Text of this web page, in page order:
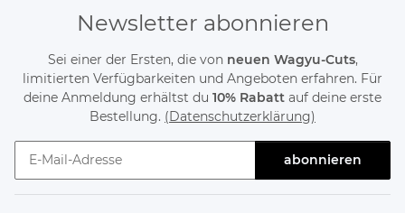
Newsletter abonnieren
Sei einer der Ersten, die von neuen Wagyu-Cuts,
limitierten Verfügbarkeiten und Angeboten erfahren. Für
deine Anmeldung erhältst du 10% Rabatt auf deine erste
Bestellung. (Datenschutzerklärung)
abonnieren